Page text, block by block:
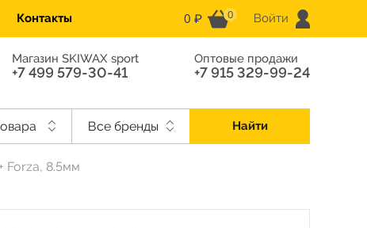
Контакты 0 ₽ 0 Войти
Магазин SKIWAX sport
+7 499 579-30-41
Оптовые продажи
+7 915 329-99-24
Все бренды Найти
Forza, 8.5мм